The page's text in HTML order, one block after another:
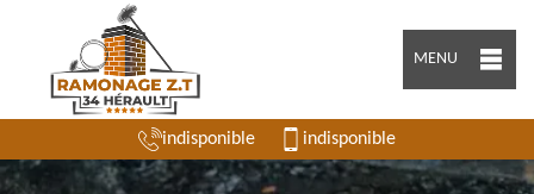
MENU
indisponible indisponible